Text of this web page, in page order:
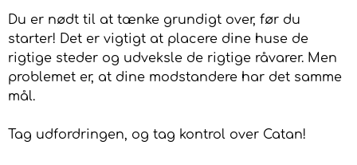
Du er nødt til at tænke grundigt over, før du
starter! Det er vigtigt at placere dine huse de
rigtige steder og udveksle de rigtige råvarer. Men
problemet er, at dine modstandere har det samme
mål.
Tag udfordringen, og tag kontrol over Catan!